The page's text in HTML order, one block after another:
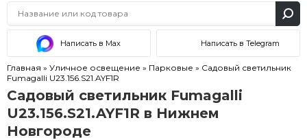
Написать в Max Написать в Telegram
Главная » Уличное освещение » Парковые » Садовый светильник
Fumagalli U23.156.S21.AYF1R
Садовый светильник Fumagalli
U23.156.S21.AYF1R в Нижнем
Новгороде